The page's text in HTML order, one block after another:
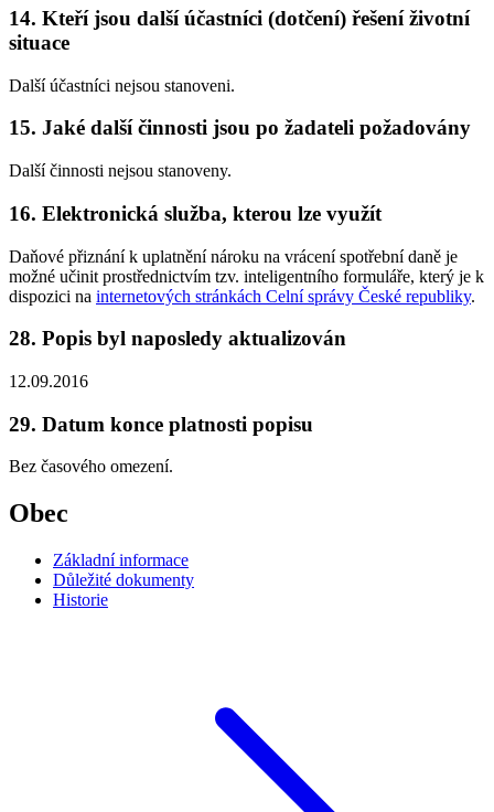
14. Kteří jsou další účastníci (dotčení) řešení životní
situace
Další účastníci nejsou stanoveni.
15. Jaké další činnosti jsou po žadateli požadovány
Další činnosti nejsou stanoveny.
16. Elektronická služba, kterou lze využít
Daňové přiznání k uplatnění nároku na vrácení spotřební daně je
možné učinit prostřednictvím tzv. inteligentního formuláře, který je k
dispozici na internetových stránkách Celní správy České republiky.
28. Popis byl naposledy aktualizován
12.09.2016
29. Datum konce platnosti popisu
Bez časového omezení.
Obec
Základní informace
Důležité dokumenty
Historie